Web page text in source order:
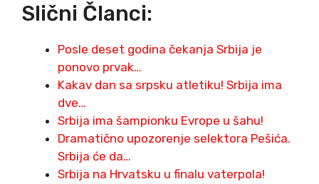
Slični Članci:
Posle deset godina čekanja Srbija je
ponovo prvak…
Kakav dan sa srpsku atletiku! Srbija ima
dve…
Srbija ima šampionku Evrope u šahu!
Dramatično upozorenje selektora Pešića.
Srbija će da…
Srbija na Hrvatsku u finalu vaterpola!